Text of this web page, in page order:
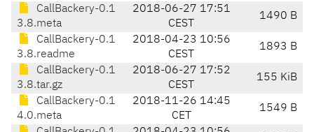
CallBackery-0.1
3.8.meta
2018-06-27 17:51
CEST
1490 B
CallBackery-0.1
3.8.readme
2018-04-23 10:56
CEST
1893 B
CallBackery-0.1
3.8.tar.gz
2018-06-27 17:52
CEST
155 KiB
CallBackery-0.1
4.0.meta
2018-11-26 14:45
CET
1549 B